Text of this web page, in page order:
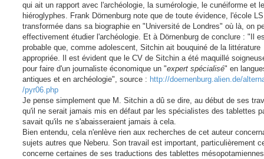
qui ait un rapport avec l'archéologie, la sumérologie, le cunéiforme et
hiéroglyphes. Frank Dörnenburg note que de toute évidence, l'école
transformée dans sa biographie en "Université de Londres" où là, on
effectivement étudier l'archéologie. Et à Dörnenburg de conclure : "Il
probable que, comme adolescent, Sitchin ait bouquiné de la littérature
appropriée. Il est évident que le CV de Sitchin a été maquillé
pour faire d'un journaliste économique un "expert spécialisé" en
antiques et en archéologie", source : http://doernenburg.alien.de/
/pyr06.php
Je pense simplement que M. Sitchin a dû se dire, au début de ses
qu'il ne serait jamais mis en défaut par les spécialistes des tablettes
savait qu'ils ne s'abaisseraient jamais à cela.
Bien entendu, cela n'enlève rien aux recherches de cet auteur
sujets autres que Neberu. Son travail est important, particulièrement
concerne certaines de ses traductions des tablettes